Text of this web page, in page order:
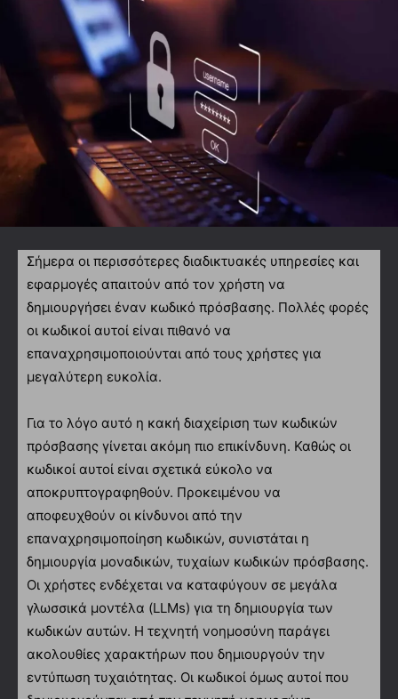
Σήμερα οι περισσότερες διαδικτυακές υπηρεσίες και
εφαρμογές απαιτούν από τον χρήστη να
δημιουργήσει έναν κωδικό πρόσβασης. Πολλές φορές
οι κωδικοί αυτοί είναι πιθανό να
επαναχρησιμοποιούνται από τους χρήστες για
μεγαλύτερη ευκολία.
Για το λόγο αυτό η κακή διαχείριση των κωδικών
πρόσβασης γίνεται ακόμη πιο επικίνδυνη. Καθώς οι
κωδικοί αυτοί είναι σχετικά εύκολο να
αποκρυπτογραφηθούν. Προκειμένου να
αποφευχθούν οι κίνδυνοι από την
επαναχρησιμοποίηση κωδικών, συνιστάται η
δημιουργία μοναδικών, τυχαίων κωδικών πρόσβασης.
Οι χρήστες ενδέχεται να καταφύγουν σε μεγάλα
γλωσσικά μοντέλα (LLMs) για τη δημιουργία των
κωδικών αυτών. Η τεχνητή νοημοσύνη παράγει
ακολουθίες χαρακτήρων που δημιουργούν την
εντύπωση τυχαιότητας. Οι κωδικοί όμως αυτοί που